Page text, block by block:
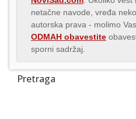
netačne navode, vređa
autorska prava - molimo
ODMAH obavestite
sporni sadržaj.
Pretraga